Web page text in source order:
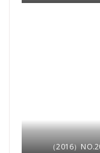
（2016）